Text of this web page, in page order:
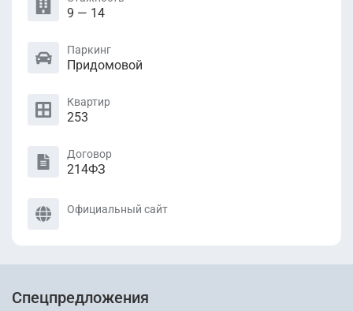
9 — 14
Паркинг
Придомовой
Квартир
253
Договор
214ФЗ
Официальный сайт
Спецпредложения